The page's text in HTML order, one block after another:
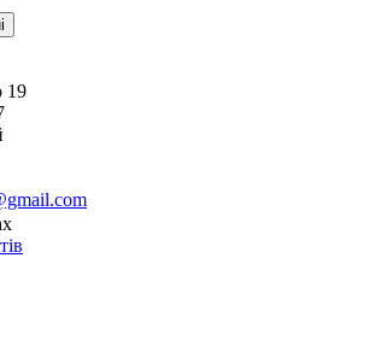
19